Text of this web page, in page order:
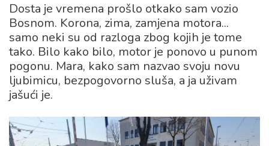
Dosta je vremena prošlo otkako sam vozio
Bosnom. Korona, zima, zamjena motora...
samo neki su od razloga zbog kojih je tome
tako. Bilo kako bilo, motor je ponovo u punom
pogonu. Mara, kako sam nazvao svoju novu
ljubimicu, bezpogovorno sluša, a ja uživam
jašući je.